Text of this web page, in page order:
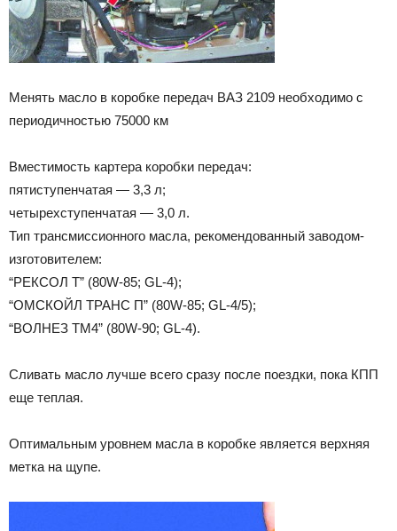
Менять масло в коробке передач ВАЗ 2109 необходимо с
периодичностью 75000 км
Вместимость картера коробки передач:
пятиступенчатая — 3,3 л;
четырехступенчатая — 3,0 л.
Тип трансмиссионного масла, рекомендованный заводом-
изготовителем:
“РЕКСОЛ Т” (80W-85; GL-4);
“ОМСКОЙЛ ТРАНС П” (80W-85; GL-4/5);
“ВОЛНЕЗ ТМ4” (80W-90; GL-4).
Сливать масло лучше всего сразу после поездки, пока КПП
еще теплая.
Оптимальным уровнем масла в коробке является верхняя
метка на щупе.